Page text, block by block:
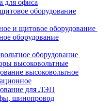
для офиса
оборудование
и щитовое оборудование
оборудование
оборудование
высоковольтные
высоковольтное
для ЛЭП
шинопровод